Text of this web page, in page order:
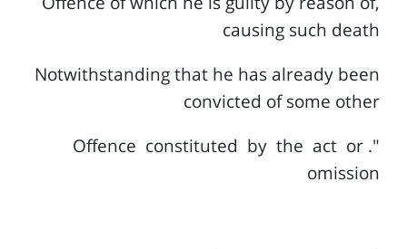
causing such death
Notwithstanding that he has already been
convicted of some other
".Offence constituted by the act or
omission